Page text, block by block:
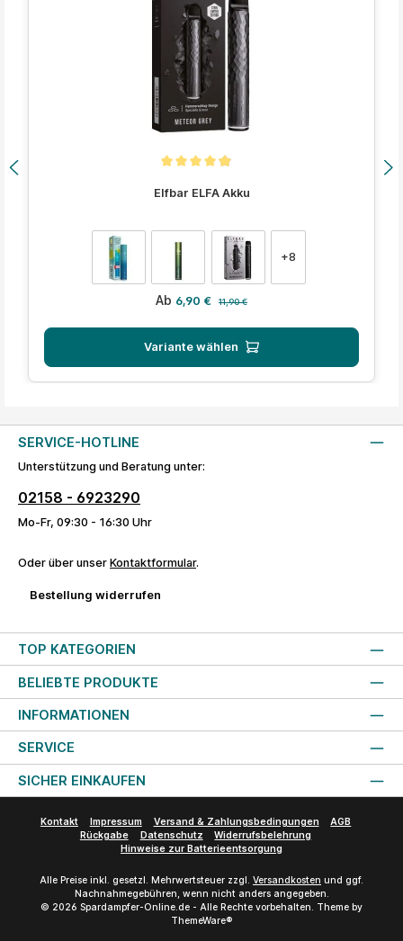
Elfbar ELFA Akku
auswählen
+8
Verkaufspreis:
Ab 6,90 € 11,90 €
Variante wählen
SERVICE-HOTLINE
Unterstützung und Beratung unter:
02158 - 6923290
Mo-Fr, 09:30 - 16:30 Uhr
Oder über unser Kontaktformular.
Bestellung widerrufen
TOP KATEGORIEN
BELIEBTE PRODUKTE
INFORMATIONEN
SERVICE
SICHER EINKAUFEN
Kontakt Impressum Versand & Zahlungsbedingungen
AGB
Rückgabe
Datenschutz
Widerrufsbelehrung
Hinweise zur Batterieentsorgung
Alle Preise inkl. gesetzl. Mehrwertsteuer zzgl. Versandkosten und ggf.
Nachnahmegebühren, wenn nicht anders angegeben.
© 2026 Spardampfer-Online.de - Alle Rechte vorbehalten. Theme by
ThemeWare®